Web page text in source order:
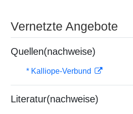
Vernetzte Angebote
Quellen(nachweise)
* Kalliope-Verbund
Literatur(nachweise)